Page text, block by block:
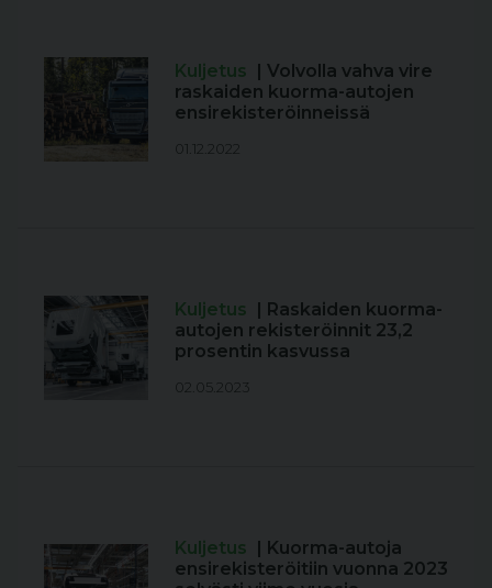
Kuljetus
| Volvolla vahva vire
raskaiden kuorma-autojen
ensirekisteröinneissä
01.12.2022
Kuljetus
| Raskaiden kuorma-
autojen rekisteröinnit 23,2
prosentin kasvussa
02.05.2023
Kuljetus
| Kuorma-autoja
ensirekisteröitiin vuonna 2023